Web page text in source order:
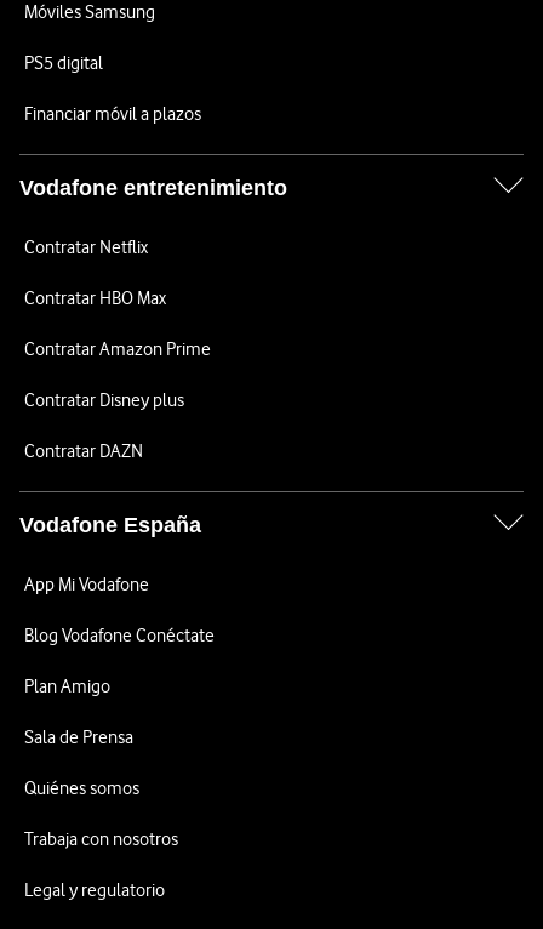
Móviles Samsung
PS5 digital
Financiar móvil a plazos
Vodafone entretenimiento
Contratar Netflix
Contratar HBO Max
Contratar Amazon Prime
Contratar Disney plus
Contratar DAZN
Vodafone España
App Mi Vodafone
Blog Vodafone Conéctate
Plan Amigo
Sala de Prensa
Quiénes somos
Trabaja con nosotros
Legal y regulatorio